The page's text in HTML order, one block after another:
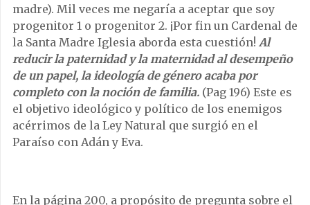
madre). Mil veces me negaría a aceptar que soy
progenitor 1 o progenitor 2. ¡Por fin un Cardenal de
la Santa Madre Iglesia aborda esta cuestión! Al
reducir la paternidad y la maternidad al desempeño
de un papel, la ideología de género acaba por
completo con la noción de familia. (Pag 196) Este es
el objetivo ideológico y político de los enemigos
acérrimos de la Ley Natural que surgió en el
Paraíso con Adán y Eva.
En la página 200, a propósito de pregunta sobre el